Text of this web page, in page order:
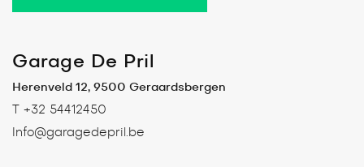
Garage De Pril
Herenveld 12, 9500 Geraardsbergen
T +32 54412450
Info@garagedepril.be